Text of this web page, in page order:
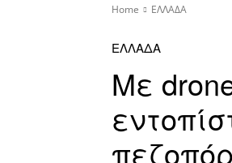
Home ΕΛΛΑΔΑ
ΕΛΛΑΔΑ
Με